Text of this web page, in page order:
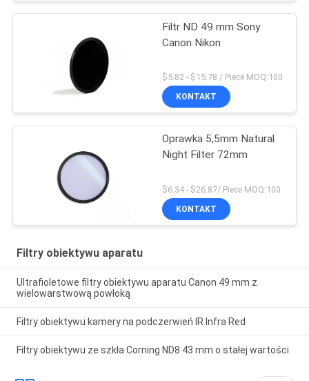
Filtr ND 49 mm Sony
Canon Nikon
$5.82 - $15.78 / Piece MOQ:100
KONTAKT
Oprawka 5,5mm Natural
Night Filter 72mm
$6.34 - $26.87/ Piece MOQ:100
KONTAKT
Filtry obiektywu aparatu
Ultrafioletowe filtry obiektywu aparatu Canon 49 mm z
wielowarstwową powłoką
Filtry obiektywu kamery na podczerwień IR Infra Red
Filtry obiektywu ze szkła Corning ND8 43 mm o stałej wartości